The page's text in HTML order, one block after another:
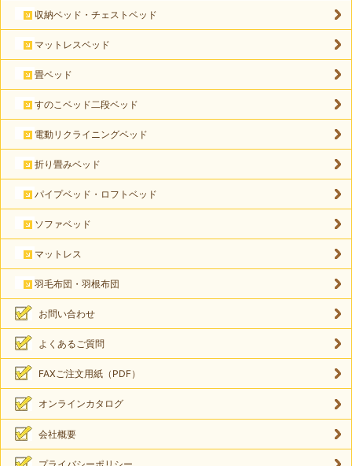
収納ベッド・チェストベッド
マットレスベッド
畳ベッド
すのこベッド二段ベッド
電動リクライニングベッド
折り畳みベッド
パイプベッド・ロフトベッド
ソファベッド
マットレス
羽毛布団・羽根布団
お問い合わせ
よくあるご質問
FAXご注文用紙（PDF）
オンラインカタログ
会社概要